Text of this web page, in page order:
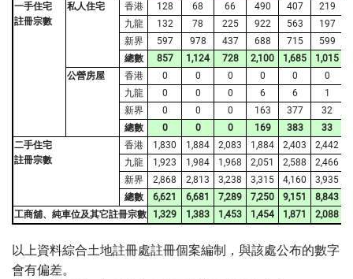
一手住宅
註冊宗數
私人住宅 香港 128 68 66 490 407 219
九龍
132 78 225 922 563 197
新界
597 978 437 688 715 599
總數
857 1,124 728 2,100 1,685 1,015
公營房屋
香港 0 0 0 0 0
0
九龍
0 0 0 6 6
1
新界
0 0 0 163 377 32
總數
0 0 0 169 383 33
二手住宅
註冊宗數
香港 1,830 1,884 2,083 1,884 2,403 2,442
九龍
1,923 1,984 1,968 2,051 2,588 2,466
新界
2,868 2,813 3,238 3,315 4,160 3,935
總數
6,621 6,681 7,289 7,250 9,151 8,843
工商舖、純車位及其它註冊宗數
1,329 1,383 1,453 1,454 1,871 2,088
以上資料綜合土地註冊處註冊個案編制，與該處公布的數字
會有偏差。